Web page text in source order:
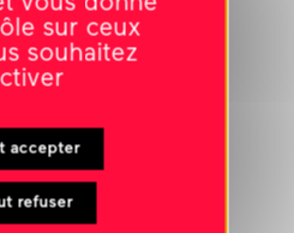
Despret, Trisha
sur ceux
souhaitez
accepter
refuser